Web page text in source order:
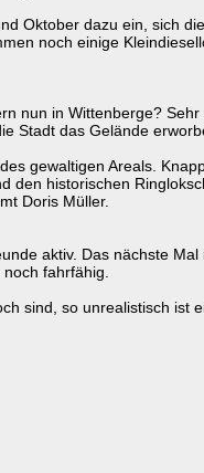
Oktober dazu ein, sich
noch einige
nun in Wittenberge?
Stadt das Gelände
gewaltigen Areals.
den historischen
Doris Müller.
aktiv. Das nächste
fahrfähig.
sind, so unrealistisch ist